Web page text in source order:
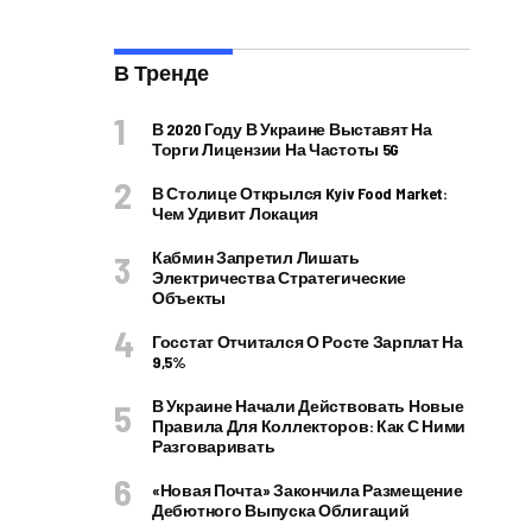
В Тренде
В 2020 Году В Украине Выставят На
Торги Лицензии На Частоты 5G
В Столице Открылся Kyiv Food Market:
Чем Удивит Локация
Кабмин Запретил Лишать
Электричества Стратегические
Объекты
Госстат Отчитался О Росте Зарплат На
9,5%
В Украине Начали Действовать Новые
Правила Для Коллекторов: Как С Ними
Разговаривать
«Новая Почта» Закончила Размещение
Дебютного Выпуска Облигаций